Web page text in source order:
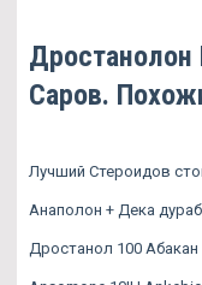
Дростанолон
Саров.
Лучший Стероидов
Анаполон + Дека
Дростанол 100 Абакан